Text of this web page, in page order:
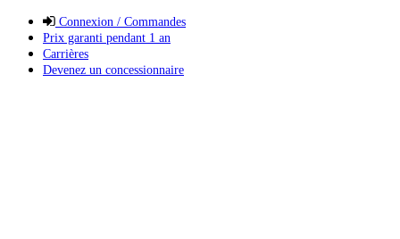
Connexion / Commandes
Prix garanti pendant 1 an
Carrières
Devenez un concessionnaire